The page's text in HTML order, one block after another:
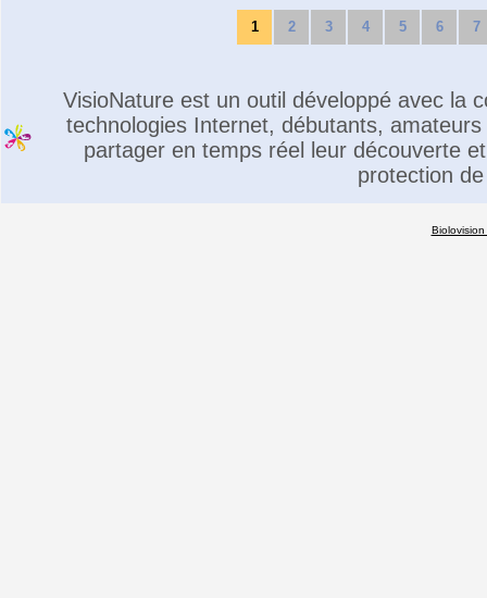
1 2 3 4 5 6 7
VisioNature est un outil développé avec la
technologies Internet, débutants,
partager en temps réel leur découverte
protection
Biolovision